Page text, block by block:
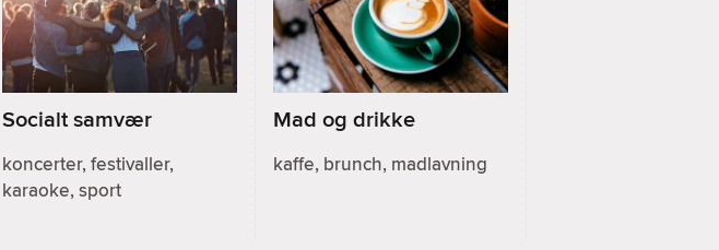
Socialt samvær
koncerter, festivaller,
karaoke, sport
Mad og drikke
kaffe, brunch, madlavning